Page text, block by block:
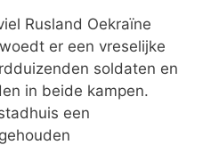
Rusland Oekraïne
er een vreselijke
soldaten en
in beide kampen.
een